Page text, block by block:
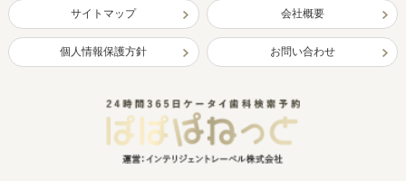
サイトマップ 会社概要
個人情報保護方針 お問い合わせ